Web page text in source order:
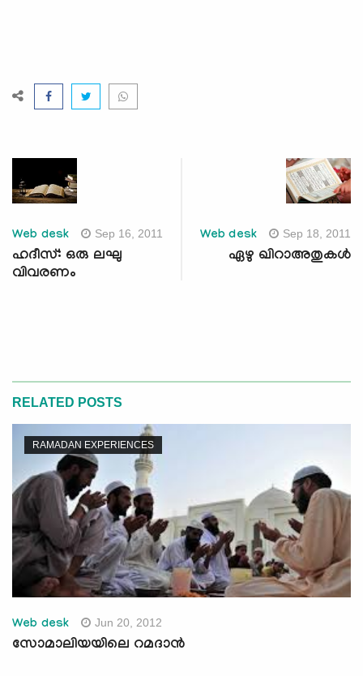
Web desk Sep 16, 2011
ഹദീസ്: ഒരു ലഘു
വിവരണം
Web desk Sep 18, 2011
ഏഴു ഖിറാഅതുകള്‍
RELATED POSTS
RAMADAN EXPERIENCES
Web desk Jun 20, 2012
സോമാലിയയിലെ റമദാന്‍